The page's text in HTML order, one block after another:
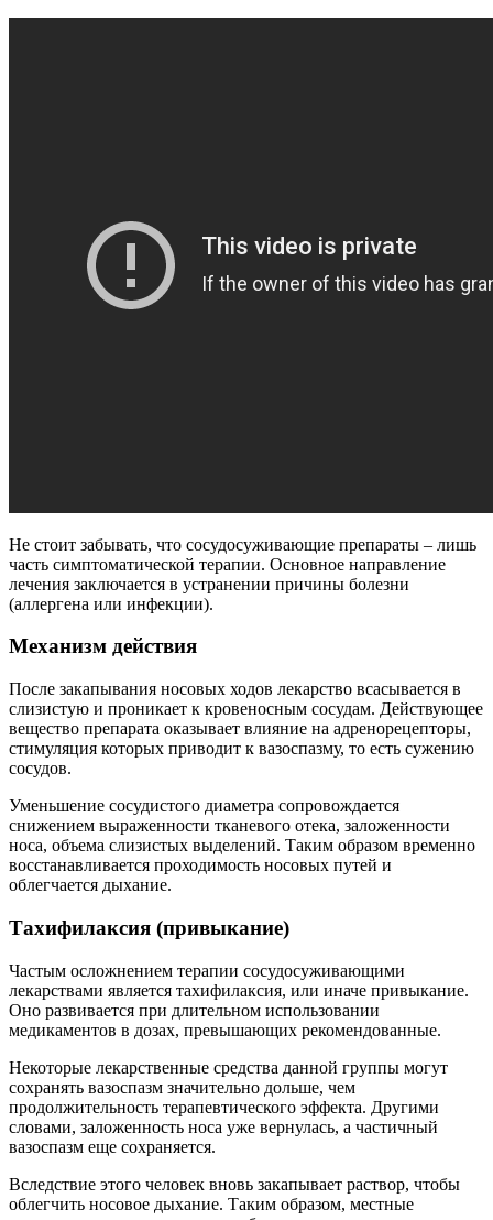
Не стоит забывать, что сосудосуживающие препараты – лишь
часть симптоматической терапии. Основное направление
лечения заключается в устранении причины болезни
(аллергена или инфекции).
Механизм действия
После закапывания носовых ходов лекарство всасывается в
слизистую и проникает к кровеносным сосудам. Действующее
вещество препарата оказывает влияние на адренорецепторы,
стимуляция которых приводит к вазоспазму, то есть сужению
сосудов.
Уменьшение сосудистого диаметра сопровождается
снижением выраженности тканевого отека, заложенности
носа, объема слизистых выделений. Таким образом временно
восстанавливается проходимость носовых путей и
облегчается дыхание.
Тахифилаксия (привыкание)
Частым осложнением терапии сосудосуживающими
лекарствами является тахифилаксия, или иначе привыкание.
Оно развивается при длительном использовании
медикаментов в дозах, превышающих рекомендованные.
Некоторые лекарственные средства данной группы могут
сохранять вазоспазм значительно дольше, чем
продолжительность терапевтического эффекта. Другими
словами, заложенность носа уже вернулась, а частичный
вазоспазм еще сохраняется.
Вследствие этого человек вновь закапывает раствор, чтобы
облегчить носовое дыхание. Таким образом, местные